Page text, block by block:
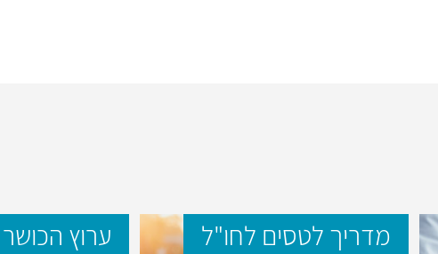
מדריך לטסים לחו"ל ערוץ הכושר